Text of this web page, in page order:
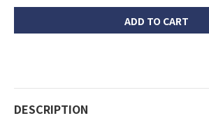
ADD TO CART
DESCRIPTION